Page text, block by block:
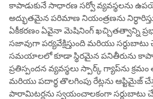
కాపాడుకునే సాధారణ సర్వో వ్యవస్థలను
అద్భుతమైన పరిమాణ నియంత్రణను
ఏకీకరణం ఏవైనా మెషినింగ్ ఖచ్చితత్వాన్ని
సజావుగా పర్యవేక్షిస్తుంది మరియు
సమయాలలో కూడా స్థిరమైన పనితీరును
ప్రతిస్పందన వ్యవస్థలు స్పార్క్ గ్యాప్‌ను
మరియు పదార్థ తొలగింపు రేట్లను ఆప్టిమైజ్
పారామిటర్లను స్వయంచాలకంగా